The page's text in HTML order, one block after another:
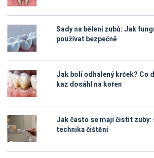
Sady na bělení zubů: Jak
používat bezpečně
Jak bolí odhalený krček? Co
kaz dosáhl na kořen
Jak často se mají čistit zuby:
technika čištění